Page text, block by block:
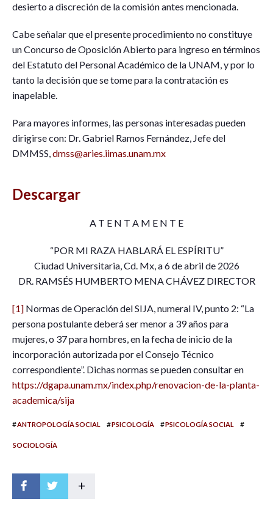
desierto a discreción de la comisión antes mencionada.
Cabe señalar que el presente procedimiento no constituye
un Concurso de Oposición Abierto para ingreso en términos
del Estatuto del Personal Académico de la UNAM, y por lo
tanto la decisión que se tome para la contratación es
inapelable.
Para mayores informes, las personas interesadas pueden
dirigirse con: Dr. Gabriel Ramos Fernández, Jefe del
DMMSS,dmss@aries.iimas.unam.mx
Descargar
A T E N T A M E N T E
“POR MI RAZA HABLARÁ EL ESPÍRITU”
Ciudad Universitaria, Cd. Mx, a 6 de abril de 2026
DR. RAMSÉS HUMBERTO MENA CHÁVEZ DIRECTOR
[1] Normas de Operación del SIJA, numeral IV, punto 2: “La
persona postulante deberá ser menor a 39 años para
mujeres, o 37 para hombres, en la fecha de inicio de la
incorporación autorizada por el Consejo Técnico
correspondiente”. Dichas normas se pueden consultar en
https://dgapa.unam.mx/index.php/renovacion-de-la-planta-
academica/sija
#ANTROPOLOGÍA SOCIAL #PSICOLOGÍA #PSICOLOGÍA SOCIAL #
SOCIOLOGÍA
+